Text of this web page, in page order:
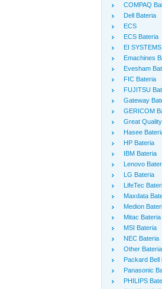
COMPAQ
Dell Bateria
ECS
ECS Bateria
EI
Emachines
Evesham
FIC Bateria
FUJITSU
Gateway
GERICOM
Great
Hasee
HP Bateria
IBM Bateria
Lenovo
LG Bateria
LifeTec
Maxdata
Medion
Mitac Bateria
MSI Bateria
NEC Bateria
Other Bateria
Packard Bell
Panasonic
PHILIPS